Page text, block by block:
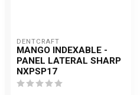
DENTCRAFT
MANGO INDEXABLE -
PANEL LATERAL SHARP
NXPSP17